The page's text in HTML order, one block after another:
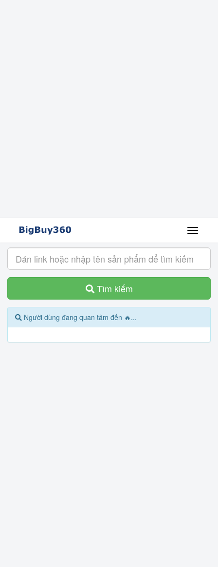
Tìm kiếm
Người dùng đang quan tâm đến 🔥...